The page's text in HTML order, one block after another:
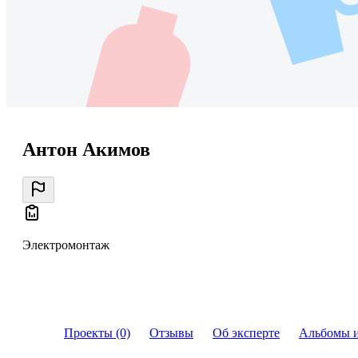
Антон Акимов
Электромонтаж
Проекты (0) Отзывы Об эксперте Альбомы